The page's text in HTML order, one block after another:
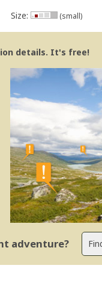
him
Size: (small)
details. It's free!
adventure?